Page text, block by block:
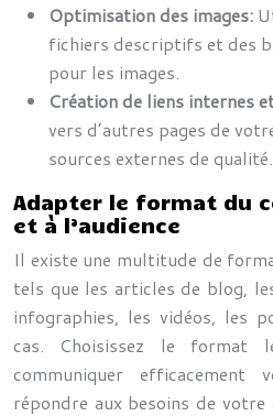
Optimisation des images:
fichiers descriptifs et des
pour les images.
Création de liens internes
vers d’autres pages de
sources externes de qualité.
Adapter le format du
et à l’audience
Il existe une multitude de
tels que les articles de blog,
infographies, les vidéos, les
cas. Choisissez le format
communiquer
répondre aux besoins de votre